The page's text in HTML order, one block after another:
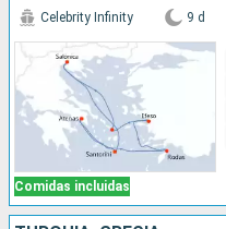
Comidas incluidas
Celebrity Infinity 9 d